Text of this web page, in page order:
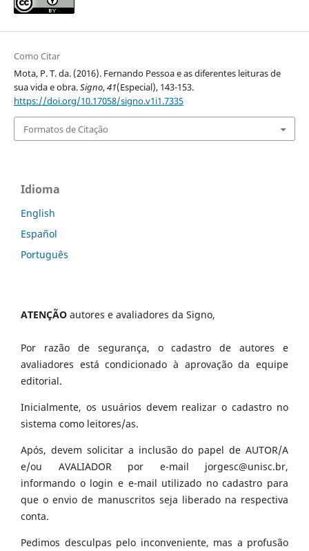
Como Citar
Mota, P. T. da. (2016). Fernando Pessoa e as diferentes leituras de
sua vida e obra.Signo,41(Especial), 143-153.
https://doi.org/10.17058/signo.v1i1.7335
Formatos de Citação
Idioma
English
Español
Português
ATENÇÃO autores e avaliadores da Signo,
Por razão de segurança, o cadastro de autores e
avaliadores está condicionado à aprovação da equipe
editorial.
Inicialmente, os usuários devem realizar o cadastro no
sistema como leitores/as.
Após, devem solicitar a inclusão do papel de AUTOR/A
e/ou AVALIADOR por e-mail jorgesc@unisc.br,
informando o login e e-mail utilizado no cadastro para
que o envio de manuscritos seja liberado na respectiva
conta.
Pedimos desculpas pelo inconveniente, mas a profusão